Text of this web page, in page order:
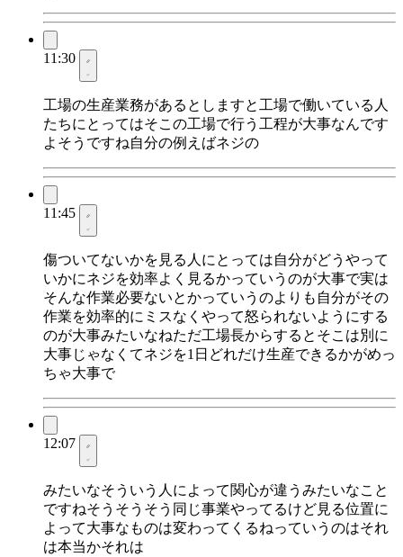
11:30
工場の生産業務があるとしますと工場で働いている人
たちにとってはそこの工場で行う工程が大事なんです
よそうですね自分の例えばネジの
11:45
傷ついてないかを見る人にとっては自分がどうやって
いかにネジを効率よく見るかっていうのが大事で実は
そんな作業必要ないとかっていうのよりも自分がその
作業を効率的にミスなくやって怒られないようにする
のが大事みたいなねただ工場長からするとそこは別に
大事じゃなくてネジを1日どれだけ生産できるかがめっ
ちゃ大事で
12:07
みたいなそういう人によって関心が違うみたいなこと
ですねそうそうそう同じ事業やってるけど見る位置に
よって大事なものは変わってくるねっていうのはそれ
は本当かそれは